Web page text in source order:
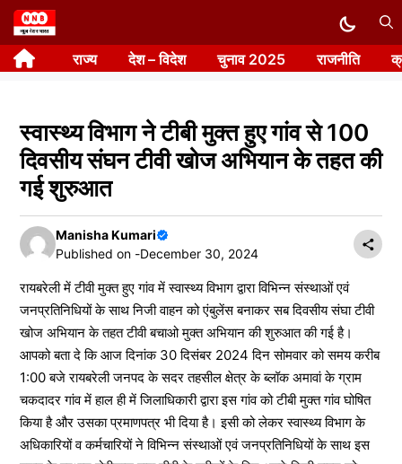
Skip
to
content राज्य देश – विदेश चुनाव 2025 राजनीति
स्वास्थ्य विभाग ने टीबी मुक्त हुए गांव से 100
दिवसीय संघन टीवी खोज अभियान के तहत की
गई शुरुआत
Manisha Kumari
Published on -December 30, 2024
रायबरेली में टीवी मुक्त हुए गांव में स्वास्थ्य विभाग द्वारा विभिन्न संस्थाओं एवं
जनप्रतिनिधियों के साथ निजी वाहन को एंबुलेंस बनाकर सब दिवसीय संघा टीवी
खोज अभियान के तहत टीवी बचाओ मुक्त अभियान की शुरुआत की गई है।
आपको बता दे कि आज दिनांक 30 दिसंबर 2024 दिन सोमवार को समय करीब
1:00 बजे रायबरेली जनपद के सदर तहसील क्षेत्र के ब्लॉक अमावां के ग्राम
चकदादर गांव में हाल ही में जिलाधिकारी द्वारा इस गांव को टीबी मुक्त गांव घोषित
किया है और उसका प्रमाणपत्र भी दिया है। इसी को लेकर स्वास्थ्य विभाग के
अधिकारियों व कर्मचारियों ने विभिन्न संस्थाओं एवं जनप्रतिनिधियों के साथ इस